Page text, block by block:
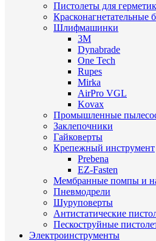
Пистолеты для
Красконагнетательные
Шлифмашинки
3M
Dynabrade
One Tech
Rupes
Mirka
AirPro VGL
Kovax
Промышленные
Заклепочники
Гайковерты
Крепежный инструмент
Prebena
EZ-Fasten
Мембранные помпы и
Пневмодрели
Шуруповерты
Антистатические
Пескоструйные
Электроинструменты